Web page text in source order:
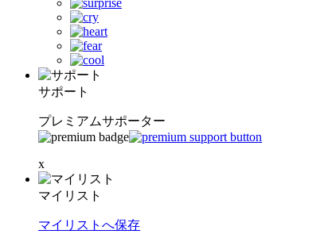
サポート
プレミアムサポーター
x
マイリスト
マイリストへ保存